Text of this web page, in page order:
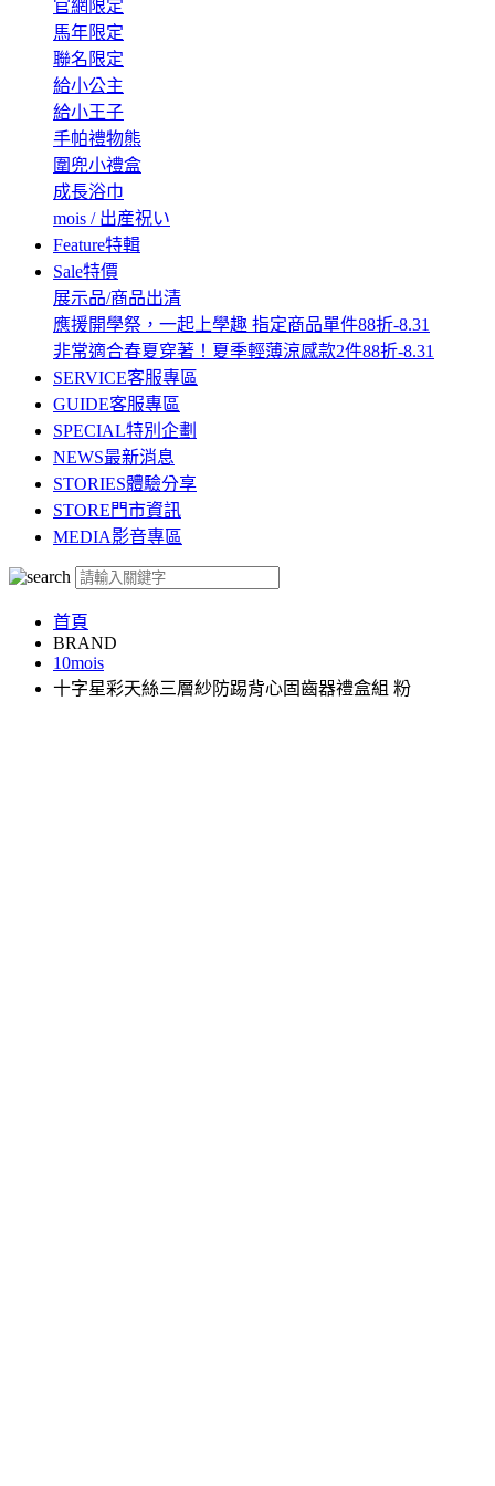
官網限定
馬年限定
聯名限定
給小公主
給小王子
手帕禮物熊
圍兜小禮盒
成長浴巾
mois / 出産祝い
Feature特輯
Sale特價
展示品/商品出清
應援開學祭，一起上學趣 指定商品單件88折-8.31
非常適合春夏穿著！夏季輕薄涼感款2件88折-8.31
SERVICE客服專區
GUIDE客服專區
SPECIAL特別企劃
NEWS最新消息
STORIES體驗分享
STORE門市資訊
MEDIA影音專區
首頁
BRAND
10mois
十字星彩天絲三層紗防踢背心固齒器禮盒組 粉